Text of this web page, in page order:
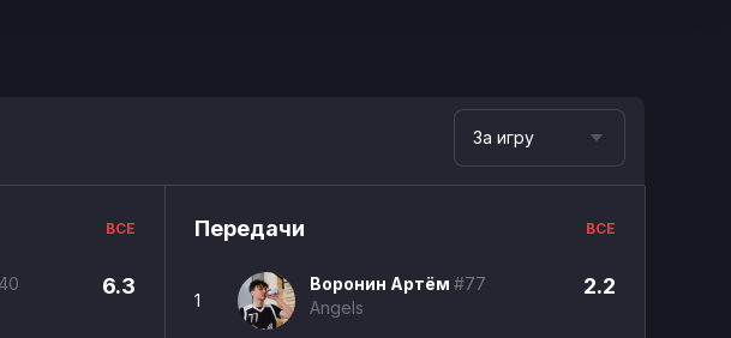
За игру
ВСЕ
6.3
Передачи ВСЕ
1
Воронин Артём #77
Angels
2.2